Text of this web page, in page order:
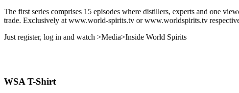
The first series comprises 15 episodes where distillers, experts and one
trade. Exclusively at www.world-spirits.tv or www.worldspirits.tv
Just register, log in and watch >Media>Inside World Spirits
WSA T-Shirt